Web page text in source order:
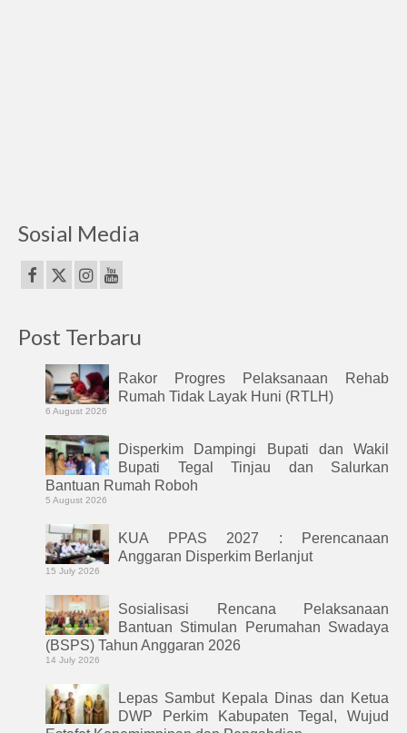
Sosial Media
Post Terbaru
Rakor Progres Pelaksanaan Rehab
Rumah Tidak Layak Huni (RTLH)
6 August 2026
Disperkim Dampingi Bupati dan Wakil
Bupati Tegal Tinjau dan Salurkan
Bantuan Rumah Roboh
5 August 2026
KUA PPAS 2027 : Perencanaan
Anggaran Disperkim Berlanjut
15 July 2026
Sosialisasi Rencana Pelaksanaan
Bantuan Stimulan Perumahan Swadaya
(BSPS) Tahun Anggaran 2026
14 July 2026
Lepas Sambut Kepala Dinas dan Ketua
DWP Perkim Kabupaten Tegal, Wujud